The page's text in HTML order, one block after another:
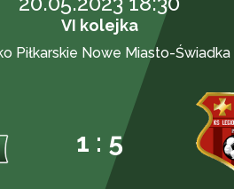
VI kolejka
Piłkarskie Nowe Miasto-Świadka
1 : 5